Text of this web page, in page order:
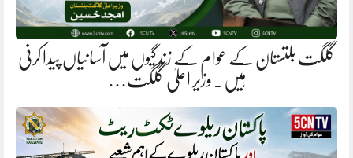
گلگت بلتستان کے عوام کے زندگیوں میں آسانیاں پیدا کرنی
ہیں. وزیر اعلیٰ گلگت…